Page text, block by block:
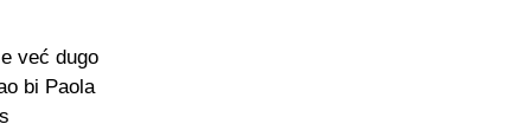
već dugo
bi Paola